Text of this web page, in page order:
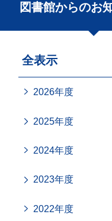
図書館からのお
全表示
2026年度
2025年度
2024年度
2023年度
2022年度